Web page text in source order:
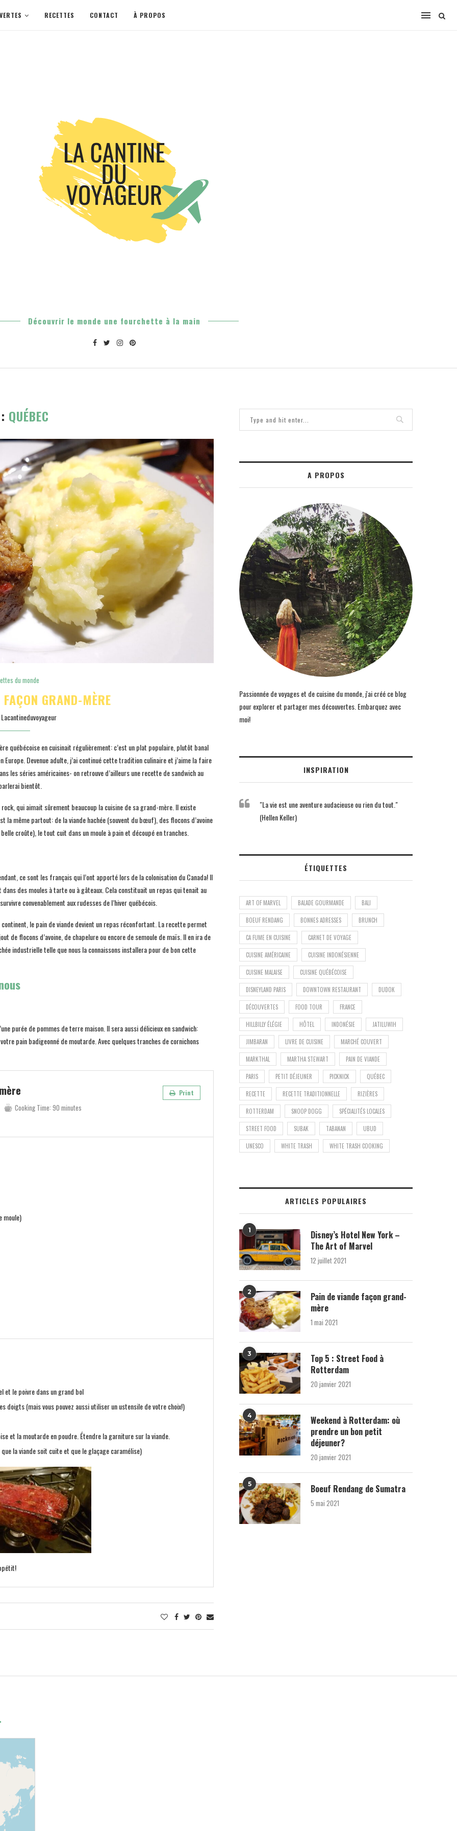
RECETTES CONTACT À PROPOS
Découvrir le monde une fourchette à la main
QUÉBEC
du monde
GRAND-MÈRE
Lacantineduvoyageur
québécoise en cuisinait régulièrement: c’est un plat populaire, plutôt banal
Devenue adulte, j’ai continué cette tradition culinaire et j’aime la faire
les séries américaines- on retrouve d’ailleurs une recette de sandwich au
bientôt.
qui aimait sûrement beaucoup la cuisine de sa grand-mère. Il existe
même partout: de la viande hachée (souvent du bœuf), des flocons d’avoine
croûte), le tout cuit dans un moule à pain et découpé en tranches.
ce sont les français qui l’ont apporté lors de la colonisation du Canada! Il
des moules à tarte ou à gâteaux. Cela constituait un repas qui tenait au
convenablement aux rudesses de l’hiver québécois.
le pain de viande devient un repas réconfortant. La recette permet
de flocons d’avoine, de chapelure ou encore de semoule de maïs. Il en ira de
industrielle telle que nous la connaissons installera pour de bon cette
purée de pommes de terre maison. Il sera aussi délicieux en sandwich:
pain badigeonné de moutarde. Avec quelques tranches de cornichons
Print
Cooking Time: 90 minutes
moule)
et le poivre dans un grand bol
doigts (mais vous pouvez aussi utiliser un ustensile de votre choix!)
et la moutarde en poudre. Étendre la garniture sur la viande.
la viande soit cuite et que le glaçage caramélise)
A PROPOS
Passionnée de voyages et de cuisine du monde, j'ai créé ce blog
pour explorer et partager mes découvertes. Embarquez avec
moi!
INSPIRATION
"La vie est une aventure audacieuse ou rien du tout."
(Hellen Keller)
ÉTIQUETTES
ART OF MARVEL BALADE GOURMANDE BALI
BOEUF RENDANG BONNES ADRESSES BRUNCH
CA FUME EN CUISINE CARNET DE VOYAGE
CUISINE AMÉRICAINE CUISINE INDONÉSIENNE
CUISINE MALAISE CUISINE QUÉBÉCOISE
DISNEYLAND PARIS DOWNTOWN RESTAURANT DUDOK
DÉCOUVERTES FOOD TOUR FRANCE
HILLBILLY ÉLÉGIE HÔTEL INDONÉSIE JATILUWIH
JIMBARAN LIVRE DE CUISINE MARCHÉ COUVERT
MARKTHAL MARTHA STEWART PAIN DE VIANDE
PARIS PETIT DÉJEUNER PICKNICK QUÉBEC
RECETTE RECETTE TRADITIONNELLE RIZIÈRES
ROTTERDAM SNOOP DOGG SPÉCIALITÉS LOCALES
STREET FOOD SUBAK TABANAN UBUD
UNESCO WHITE TRASH WHITE TRASH COOKING
ARTICLES POPULAIRES
1
Disney’s Hotel New York –
The Art of Marvel
12 juillet 2021
2
Pain de viande façon grand-
mère
1 mai 2021
3
Top 5 : Street Food à
Rotterdam
20 janvier 2021
4
Weekend à Rotterdam: où
prendre un bon petit
déjeuner?
20 janvier 2021
5 Boeuf Rendang de Sumatra
5 mai 2021